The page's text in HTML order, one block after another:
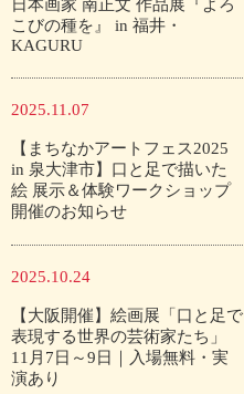
日本画家 南正文 作品展『よろ
こびの種を』 in 福井・
KAGURU
2025.11.07
【まちなかアートフェス2025
in 泉大津市】口と足で描いた
絵 展示＆体験ワークショップ
開催のお知らせ
2025.10.24
【大阪開催】絵画展「口と足で
表現する世界の芸術家たち」
11月7日～9日｜入場無料・実
演あり